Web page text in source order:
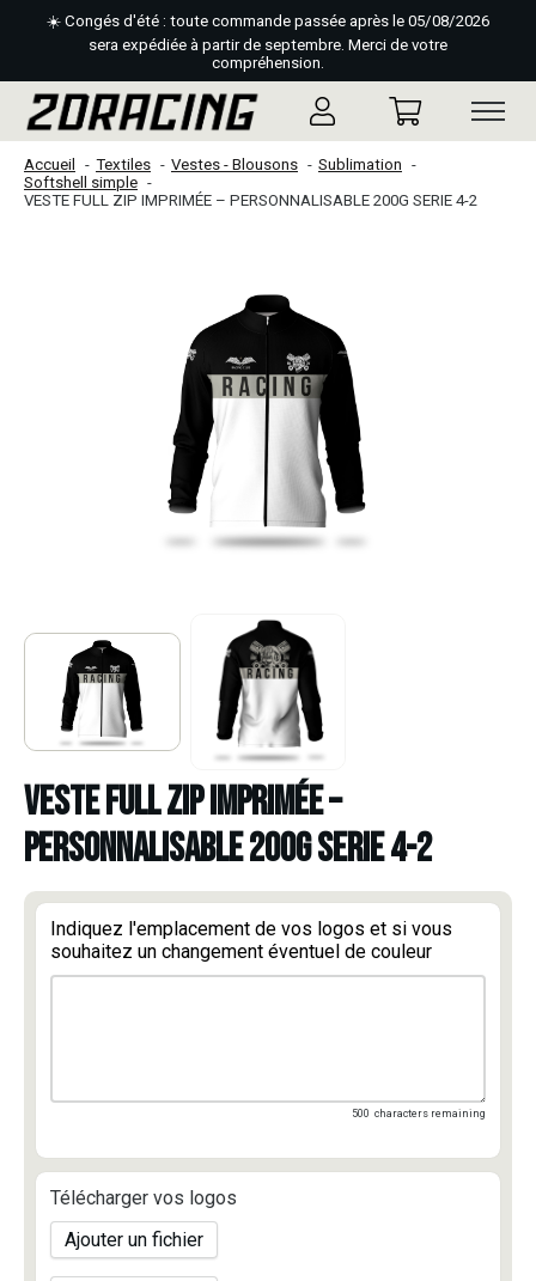
☀️ Congés d'été : toute commande passée après le 05/08/2026
sera expédiée à partir de septembre. Merci de votre
compréhension.
Accueil Textiles Vestes - Blousons
Sublimation
Softshell simple
VESTE FULL ZIP IMPRIMÉE – PERSONNALISABLE 200G SERIE 4-2
VESTE FULL ZIP IMPRIMÉE –
PERSONNALISABLE 200G SERIE 4-2
Indiquez l'emplacement de vos logos et si vous
souhaitez un changement éventuel de couleur
500 characters remaining
Télécharger vos logos
Ajouter un fichier